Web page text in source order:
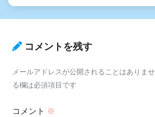
コメントを残す
メールアドレスが公開されることはありませ
る欄は必須項目です
コメント ※